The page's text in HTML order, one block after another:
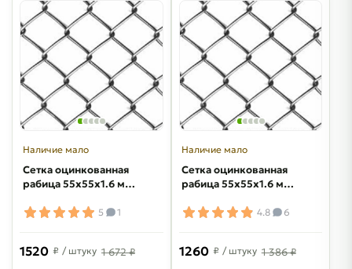
Наличие мало
Сетка оцинкованная
рабица 55х55х1.6 мм
5 1
1520 ₽ / штуку 1 672 ₽
Наличие мало
Сетка оцинкованная
рабица 55х55х1.6 мм
4.8 6
1260 ₽ / штуку 1 386 ₽